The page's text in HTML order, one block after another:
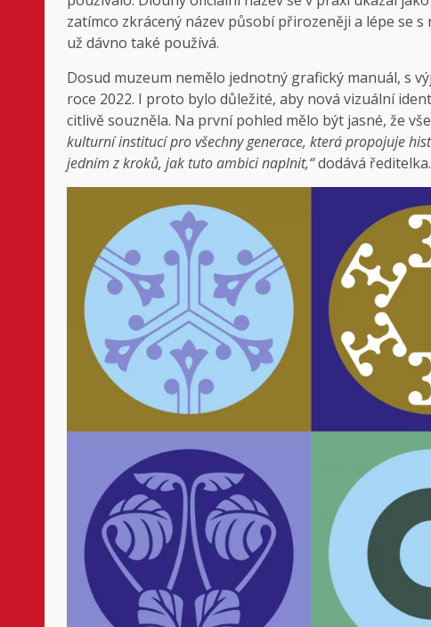
zatímco zkrácený název působí přirozeněji a lépe se
už dávno také používá.
Dosud muzeum nemělo jednotný grafický manuál, s
roce 2022. I proto bylo důležité, aby nová vizuální
citlivě souzněla. Na první pohled mělo být jasné, že
kulturní institucí pro všechny generace, která propojuje
jedním z kroků, jak tuto ambici naplnit,“dodává ředitelka.